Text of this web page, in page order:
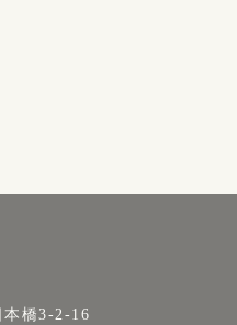
本橋3-2-16